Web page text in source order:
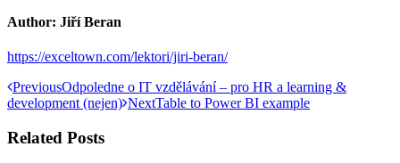
Author: Jiří Beran
https://exceltown.com/lektori/jiri-beran/
Post
navigation
PreviousPrevious
post:
Odpoledne o IT vzdělávání – pro HR a learning &
development (nejen) NextNext
Table to Power BI example
Related Posts